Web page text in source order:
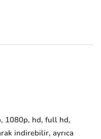
1080p, hd, full hd,
indirebilir, ayrıca